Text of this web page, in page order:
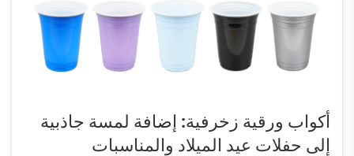
أكواب ورقية زخرفية: إضافة لمسة جاذبية
إلى حفلات عيد الميلاد والمناسبات